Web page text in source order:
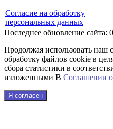
Согласие на обработку
персональных данных
Последнее обновление сайта:
Продолжая использовать наш
обработку файлов cookie в
сбора статистики в
изложенными В Соглашении
Я согласен